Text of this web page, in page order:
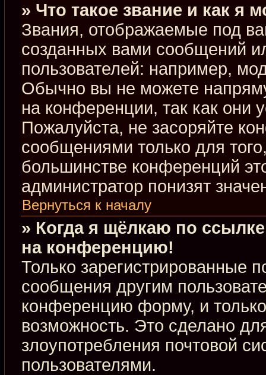
» Что такое звание и как я
Звания, отображаемые под
созданных вами сообщений
пользователей: например,
Обычно вы не можете
на конференции, так как они
Пожалуйста, не засоряйте
сообщениями только для
большинстве конференций
администратор понизят
Вернуться к началу
» Когда я щёлкаю по
на конференцию!
Только зарегистрированные
сообщения другим
конференцию форму, и
возможность. Это сделано
злоупотребления почтовой
пользователями.